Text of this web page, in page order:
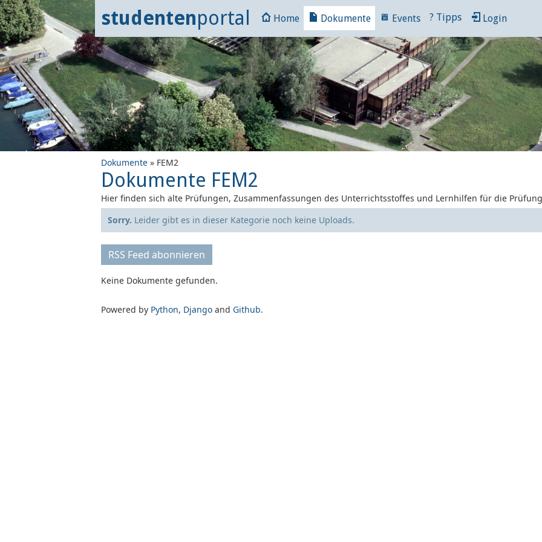
studentenportal Home Dokumente Events ? Tipps Login
Dokumente » FEM2
Dokumente FEM2
Hier finden sich alte Prüfungen, Zusammenfassungen des Unterrichtsstoffes und Lernhilfen für die
Sorry. Leider gibt es in dieser Kategorie noch keine Uploads.
RSS Feed abonnieren
Keine Dokumente gefunden.
Powered by Python, Django and Github.